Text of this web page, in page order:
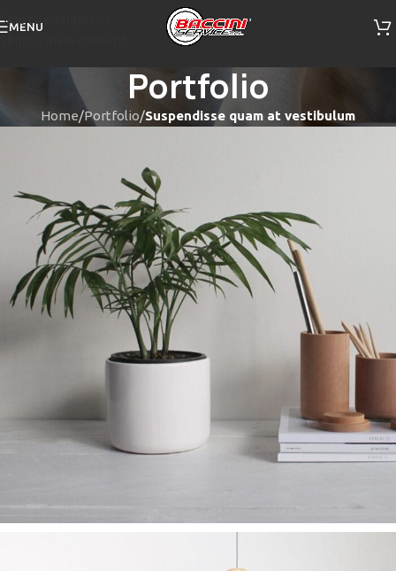
Skip to navigation
MENU
Portfolio
Home/Portfolio/Suspendisse quam at vestibulum